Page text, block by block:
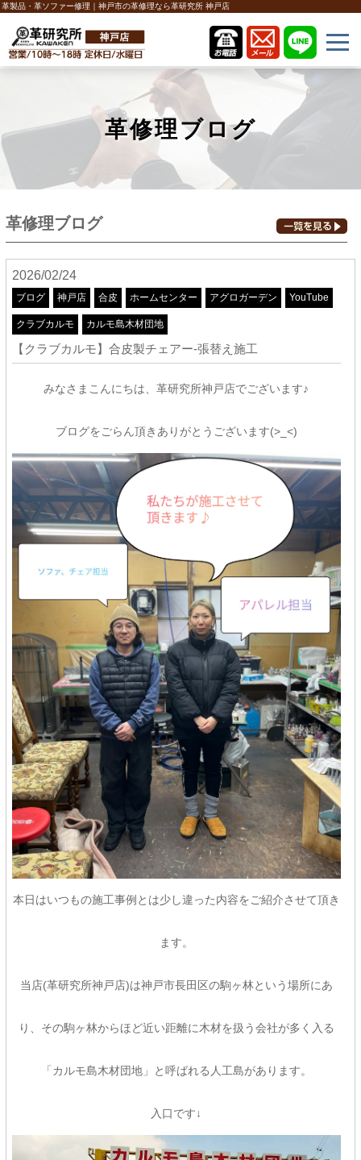
革製品・革ソファー修理｜神戸市の革修理なら革研究所 神戸店
革修理ブログ
革修理ブログ
2026/02/24
ブログ 神戸店 合皮 ホームセンター アグロガーデン YouTube
クラブカルモ カルモ島木材団地
【クラブカルモ】合皮製チェアー-張替え施工
みなさまこんにちは、革研究所神戸店でございます♪
ブログをごらん頂きありがとうございます(>_<)
本日はいつもの施工事例とは少し違った内容をご紹介させて頂き
ます。
当店(革研究所神戸店)は神戸市長田区の駒ヶ林という場所にあ
り、その駒ヶ林からほど近い距離に木材を扱う会社が多く入る
「カルモ島木材団地」と呼ばれる人工島があります。
入口です↓